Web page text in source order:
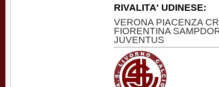
RIVALITA' UDINESE:
VERONA PIACENZA
FIORENTINA
JUVENTUS